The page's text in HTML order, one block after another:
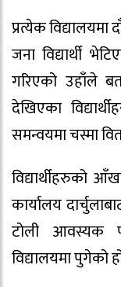
प्रत्येक
जना विद्यार्थी
गरिएको उहाँले
देखिएका
समन्वयमा चस्मा
विद्यार्थीहरुको
कार्यालय
टोली आवस्यक
विद्यालयमा पुगेको